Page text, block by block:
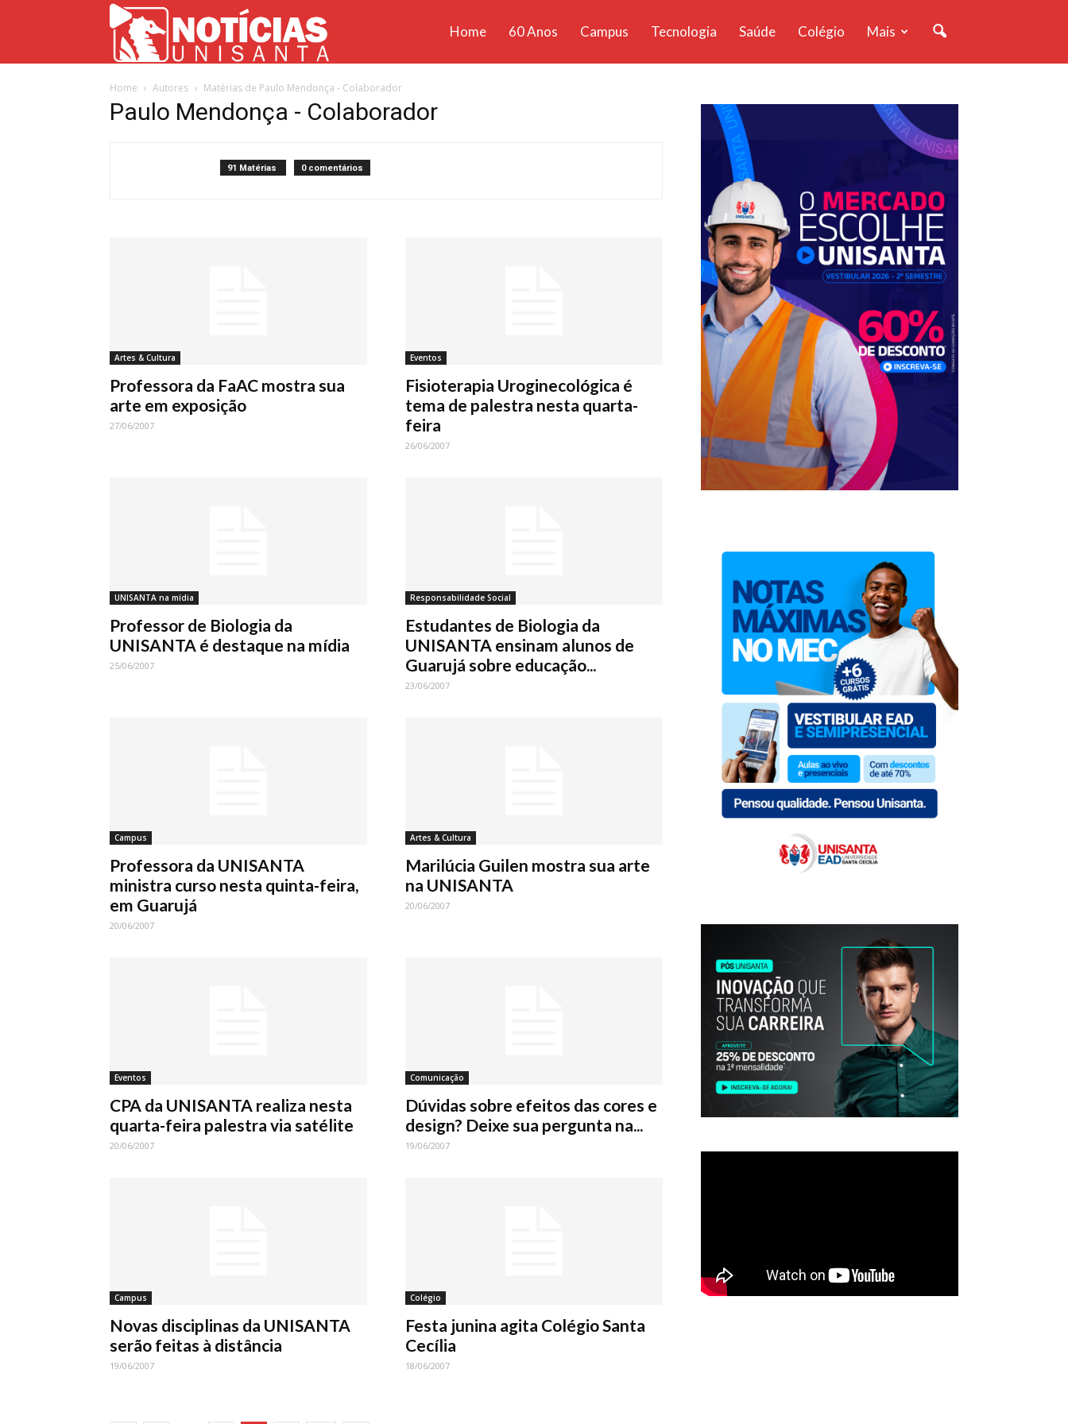
Unisanta
Home 60 Anos Campus Tecnologia Saúde Colégio Mais
Home Autores Matérias de Paulo Mendonça - Colaborador
Paulo Mendonça - Colaborador
91 Matérias 0 comentários
Artes & Cultura
Professora da FaAC mostra sua
arte em exposição
27/06/2007
Eventos
Fisioterapia Uroginecológica é
tema de palestra nesta quarta-
feira
26/06/2007
UNISANTA na mídia
Professor de Biologia da
UNISANTA é destaque na mídia
25/06/2007
Responsabilidade Social
Estudantes de Biologia da
UNISANTA ensinam alunos de
Guarujá sobre educação...
23/06/2007
Campus
Professora da UNISANTA
ministra curso nesta quinta-feira,
em Guarujá
20/06/2007
Artes & Cultura
Marilúcia Guilen mostra sua arte
na UNISANTA
20/06/2007
Eventos
CPA da UNISANTA realiza nesta
quarta-feira palestra via satélite
20/06/2007
Comunicação
Dúvidas sobre efeitos das cores e
design? Deixe sua pergunta na...
19/06/2007
Campus
Novas disciplinas da UNISANTA
serão feitas à distância
19/06/2007
Colégio
Festa junina agita Colégio Santa
Cecília
18/06/2007